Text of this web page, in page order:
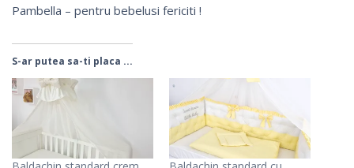
Pambella – pentru bebelusi fericiti !
S-ar putea sa-ti placa ...